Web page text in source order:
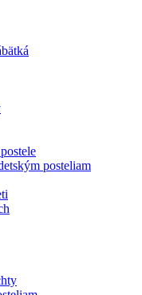
posteliam